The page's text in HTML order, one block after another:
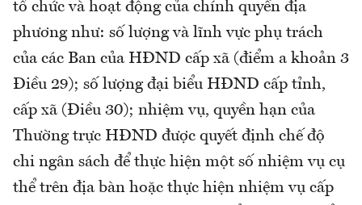
tổ chức và hoạt động của chính quyền địa
phương như: số lượng và lĩnh vực phụ trách
của các Ban của HĐND cấp xã (điểm a khoản 3
Điều 29); số lượng đại biểu HĐND cấp tỉnh,
cấp xã (Điều 30); nhiệm vụ, quyền hạn của
Thường trực HĐND được quyết định chế độ
chi ngân sách để thực hiện một số nhiệm vụ cụ
thể trên địa bàn hoặc thực hiện nhiệm vụ cấp